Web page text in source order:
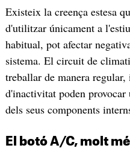
Existeix la creença estesa
d'utilitzar únicament a
habitual, pot afectar
sistema. El circuit de
treballar de manera
d'inactivitat poden
dels seus components
El botó A/C, molt